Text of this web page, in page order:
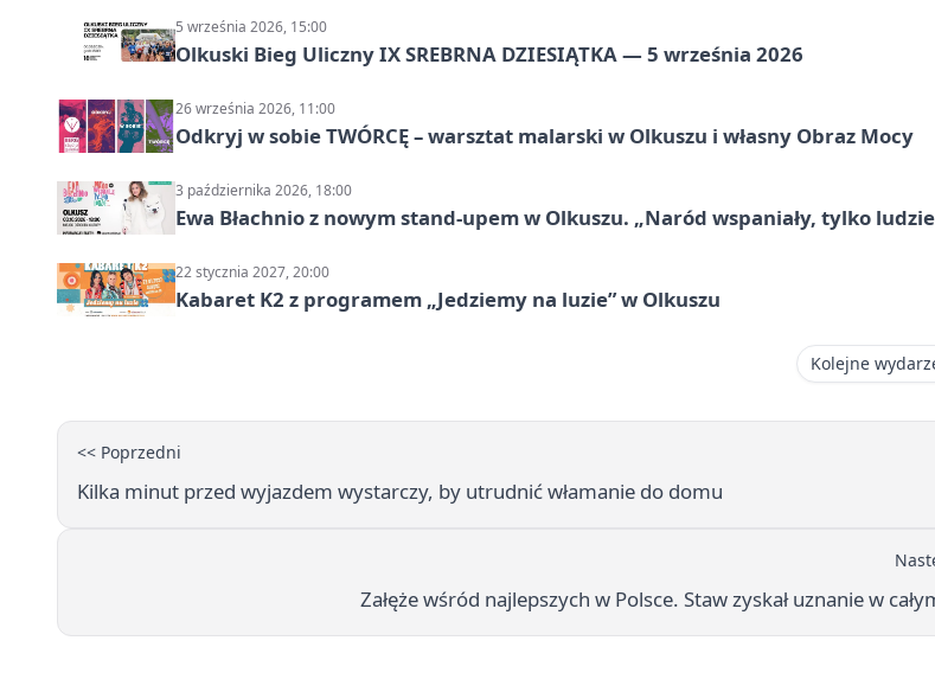
5 września 2026, 15:00
Olkuski Bieg Uliczny IX SREBRNA DZIESIĄTKA — 5 września 2026
26 września 2026, 11:00
Odkryj w sobie TWÓRCĘ – warsztat malarski w Olkuszu i własny Obraz Mocy
3 października 2026, 18:00
Ewa Błachnio z nowym stand-upem w Olkuszu. „Naród wspaniały, tylko
22 stycznia 2027, 20:00
Kabaret K2 z programem „Jedziemy na luzie” w Olkuszu
Kolejne
<< Poprzedni
Kilka minut przed wyjazdem wystarczy, by utrudnić włamanie do domu
Załęże wśród najlepszych w Polsce. Staw zyskał uznanie w